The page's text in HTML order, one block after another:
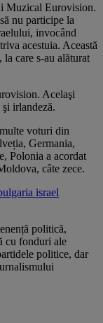
Muzical Eurovision.
nu participe la
invocând
acestuia. Această
care s-au alăturat
Acelaşi
irlandeză.
voturi din
Germania,
Polonia a acordat
câte zece.
israel
politică,
cu fonduri ale
politice, dar